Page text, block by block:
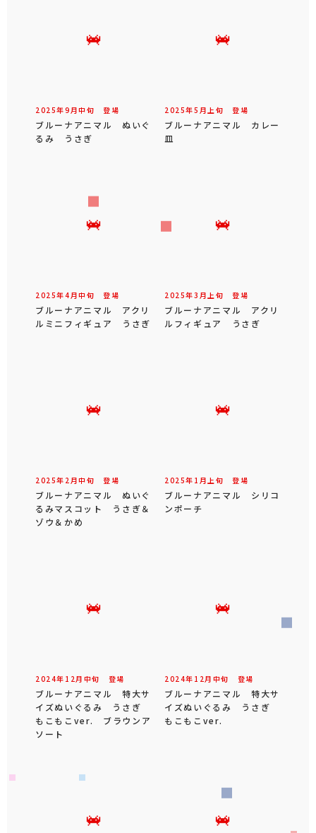
2025年9 月中旬 登場
ブルーナアニマル ぬいぐ
るみ うさぎ
2025年5 月 上旬 登場
ブルーナアニマル カレー
皿
2025年4 月中旬 登場
ブルーナアニマル アクリ
ルミニフィギュア うさぎ
2025年3 月 上旬 登場
ブルーナアニマル アクリ
ルフィギュア うさぎ
2025年 2 月中旬 登場
ブルーナアニマル ぬいぐ
るみマスコット うさぎ＆
ゾウ＆かめ
2025年 1 月 上旬 登場
ブルーナアニマル シリコ
ンポーチ
2024年 12 月 中旬 登場
ブルーナアニマル 特大サ
イズぬいぐるみ うさぎ
もこもこver. ブラウンア
ソート
2024年 12 月 中旬 登場
ブルーナアニマル 特大サ
イズぬいぐるみ うさぎ
もこもこver.